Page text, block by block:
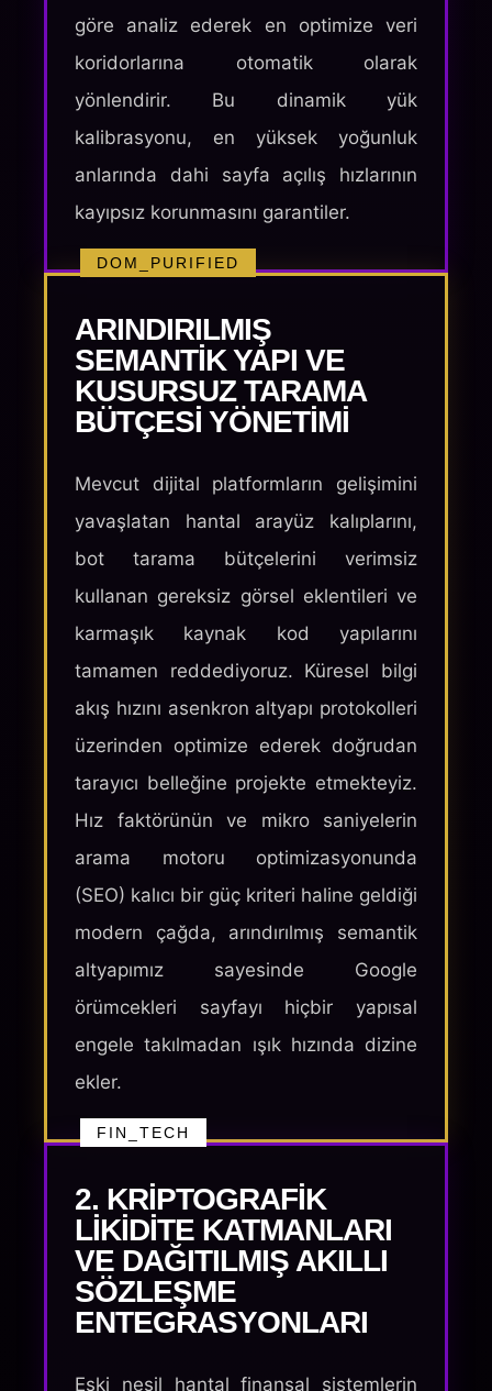
göre analiz ederek en optimize veri
koridorlarına otomatik olarak
yönlendirir. Bu dinamik yük
kalibrasyonu, en yüksek yoğunluk
anlarında dahi sayfa açılış hızlarının
kayıpsız korunmasını garantiler.
DOM_PURIFIED
ARINDIRILMIŞ
SEMANTIK YAPI VE
KUSURSUZ TARAMA
BÜTÇESI YÖNETIMI
Mevcut dijital platformların gelişimini
yavaşlatan hantal arayüz kalıplarını,
bot tarama bütçelerini verimsiz
kullanan gereksiz görsel eklentileri ve
karmaşık kaynak kod yapılarını
tamamen reddediyoruz. Küresel bilgi
akış hızını asenkron altyapı protokolleri
üzerinden optimize ederek doğrudan
tarayıcı belleğine projekte etmekteyiz.
Hız faktörünün ve mikro saniyelerin
arama motoru optimizasyonunda
(SEO) kalıcı bir güç kriteri haline geldiği
modern çağda, arındırılmış semantik
altyapımız sayesinde Google
örümcekleri sayfayı hiçbir yapısal
engele takılmadan ışık hızında dizine
ekler.
FIN_TECH
2. KRIPTOGRAFIK
LIKIDITE KATMANLARI
VE DAĞITILMIŞ AKILLI
SÖZLEŞME
ENTEGRASYONLARI
Eski nesil hantal finansal sistemlerin